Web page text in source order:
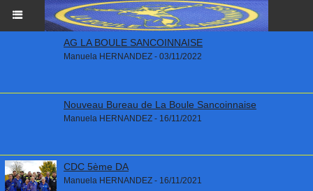
AG LA BOULE SANCOINNAISE
Manuela HERNANDEZ - 03/11/2022
Nouveau Bureau de La Boule Sancoinnaise
Manuela HERNANDEZ - 16/11/2021
CDC 5ème DA
Manuela HERNANDEZ - 16/11/2021